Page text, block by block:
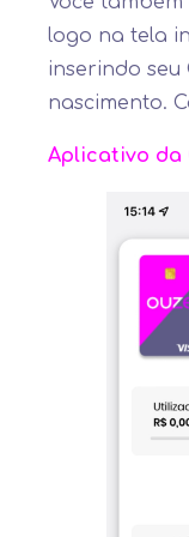
logo na tela
inserindo seu
nascimento.
Aplicativo da